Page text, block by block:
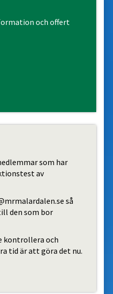
och offert
som har
av
så
den som bor
kontrollera och
tid är att göra det nu.